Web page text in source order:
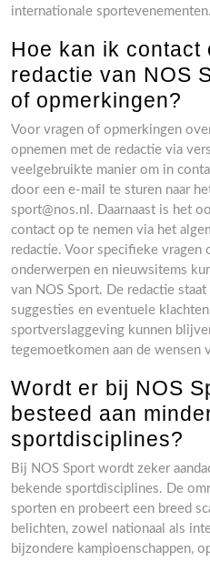
internationale sportevenementen.
Hoe kan ik contact
redactie van NOS
of opmerkingen?
Voor vragen of opmerkingen
opnemen met de redactie via
veelgebruikte manier om in
door een e-mail te sturen naar
sport@nos.nl . Daarnaast is het
contact op te nemen via het
redactie. Voor specifieke vragen
onderwerpen en nieuwsitems
van NOS Sport. De redactie
suggesties en eventuele
sportverslaggeving kunnen
tegemoetkomen aan de wensen
Wordt er bij NOS
besteed aan
sportdisciplines?
Bij NOS Sport wordt zeker
bekende sportdisciplines. De
sporten en probeert een breed
belichten, zowel nationaal als
bijzondere kampioenschappen,